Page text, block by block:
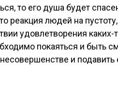
то его душа будет
реакция людей на
удовлетворения
покаяться и быть
и подавить